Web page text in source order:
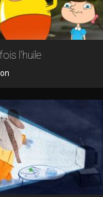
l'huile